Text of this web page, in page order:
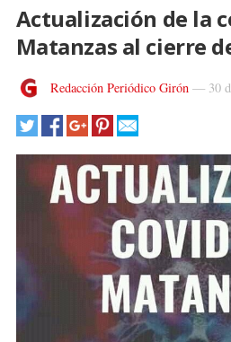
Actualización de la
Matanzas al cierre
Redacción Periódico Girón— 30